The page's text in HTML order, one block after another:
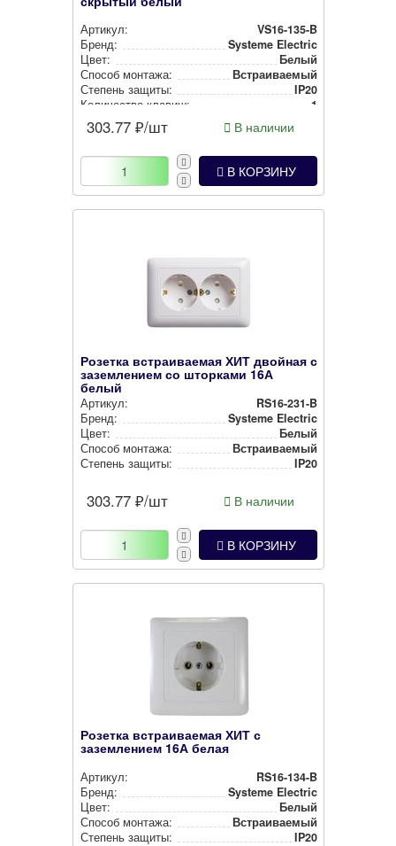
Артикул:
VS16-135-B
Бренд:
Systeme Electric
Цвет:
Белый
Способ монтажа:
Встра­ива­емый
Степень защиты:
IP20
Количество клавиш:
1
303.77 ₽/шт В наличии
В КОРЗИНУ
Розетка встраиваемая ХИТ двойная с
заземлением со шторками 16А
белый
Артикул:
RS16-231-B
Бренд:
Systeme Electric
Цвет:
Белый
Способ монтажа:
Встра­ива­емый
Степень защиты:
IP20
303.77 ₽/шт В наличии
В КОРЗИНУ
Розетка встраиваемая ХИТ с
заземлением 16А белая
Артикул:
RS16-134-B
Бренд:
Systeme Electric
Цвет:
Белый
Способ монтажа:
Встра­ива­емый
Степень защиты:
IP20